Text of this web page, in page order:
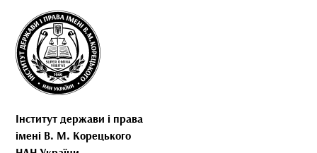
Інститут держави і права
імені В. М. Корецького